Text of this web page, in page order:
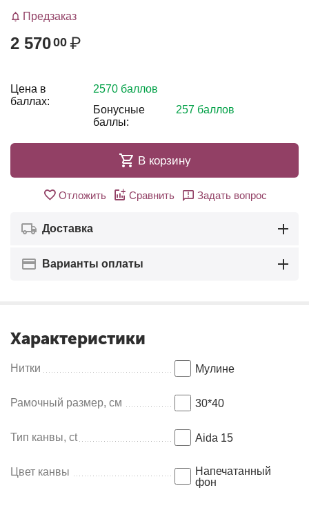
Предзаказ
2 57000 ₽
Цена в
баллах:
2570 баллов
Бонусные
баллы:
257 баллов
В корзину
Отложить Сравнить Задать вопрос
Доставка
Варианты оплаты
Характеристики
Нитки Мулинe
Рамочный размер, см 30*40
Тип канвы, ct Aida 15
Цвет канвы
Напечатанный
фон